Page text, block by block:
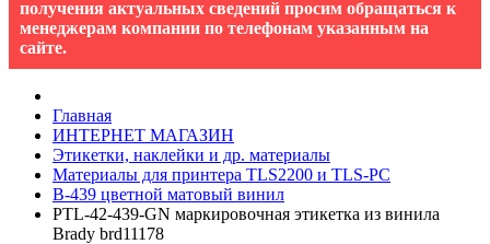
получения актуальных сведений просим обращаться к
менеджерам компании по телефонам указанным на
сайте.
Главная
ИНТЕРНЕТ МАГАЗИН
Этикетки, наклейки и др. материалы
Материалы для принтера TLS2200 и TLS-PC
B-439 цветной матовый винил
PTL-42-439-GN маркировочная этикетка из винила
Brady brd11178